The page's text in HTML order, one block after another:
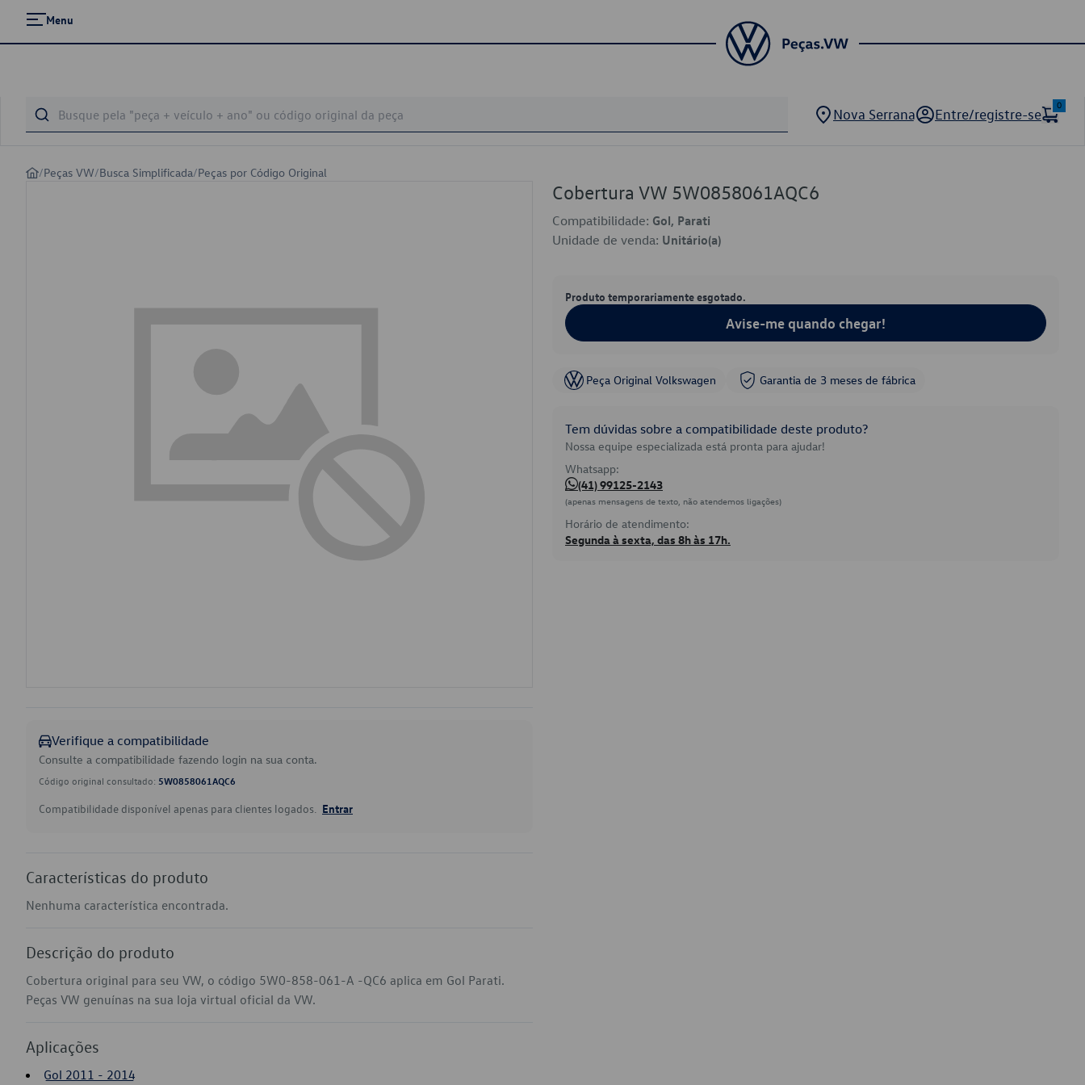
Menu
Nova Serrana Entre/registre-se
0
/Peças VW/Busca Simplificada/Peças por Código Original
Verifique a compatibilidade
Consulte a compatibilidade fazendo login na sua conta.
Código original consultado: 5W0858061AQC6
Compatibilidade disponível apenas para clientes logados. Entrar
Características do produto
Nenhuma característica encontrada.
Descrição do produto
Cobertura original para seu VW, o código 5W0-858-061-A -QC6 aplica em Gol Parati.
Peças VW genuínas na sua loja virtual oficial da VW.
Aplicações
Gol 2011 - 2014
Cobertura VW 5W0858061AQC6
Compatibilidade: Gol, Parati
Unidade de venda: Unitário(a)
Produto temporariamente esgotado.
Avise-me quando chegar!
Peça Original Volkswagen Garantia de 3 meses de fábrica
Tem dúvidas sobre a compatibilidade deste produto?
Nossa equipe especializada está pronta para ajudar!
Whatsapp:
(41) 99125-2143
(apenas mensagens de texto, não atendemos ligações)
Horário de atendimento:
Segunda à sexta, das 8h às 17h.